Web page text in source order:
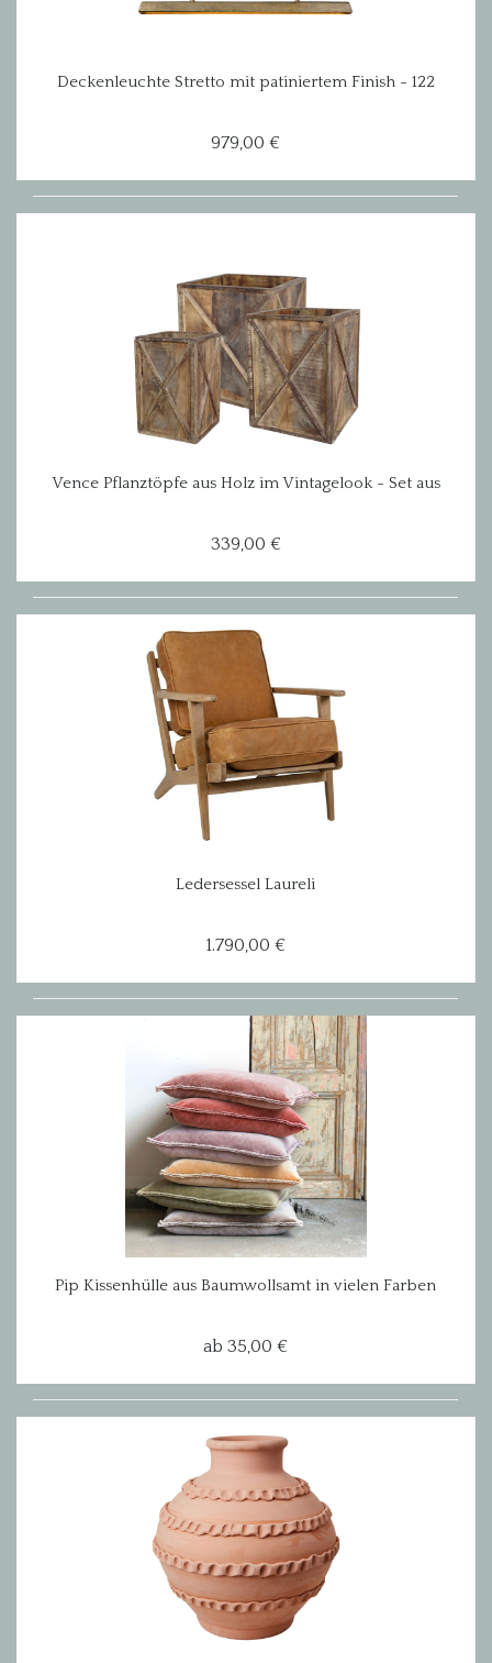
Deckenleuchte Stretto mit patiniertem Finish - 122
979,00 €
Vence Pflanztöpfe aus Holz im Vintagelook - Set aus
339,00 €
Ledersessel Laureli
1.790,00 €
Pip Kissenhülle aus Baumwollsamt in vielen Farben
ab 35,00 €